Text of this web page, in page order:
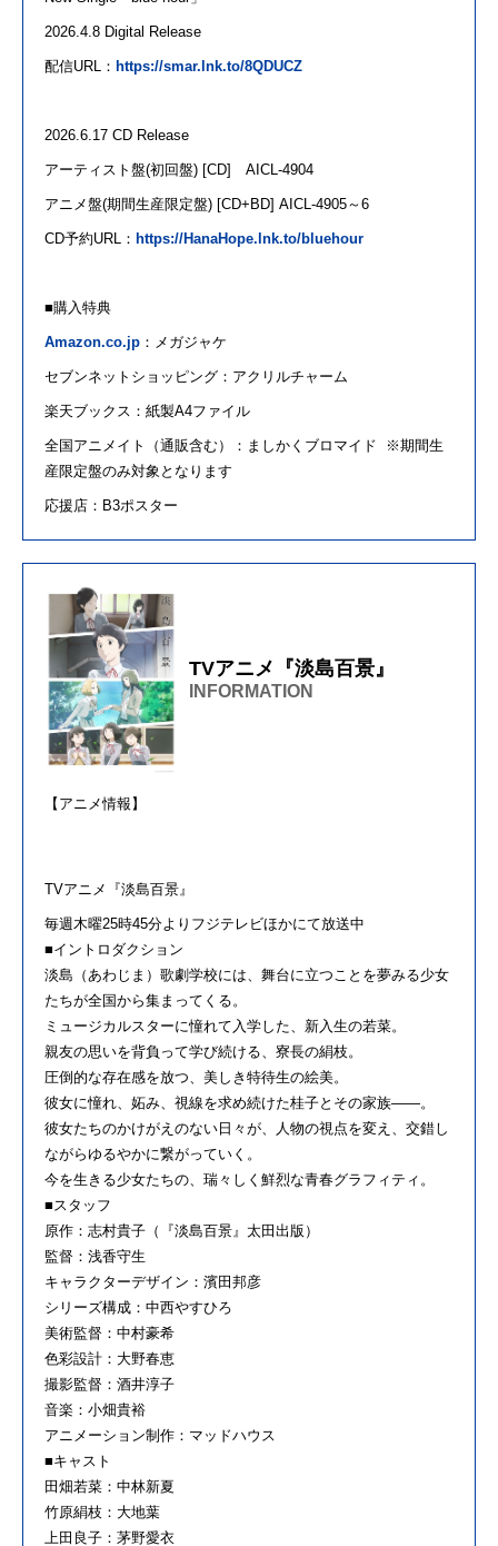
2026.4.8 Digital Release
配信URL ： https://smar.lnk.to/8QDUCZ
2026.6.17 CD Release
アーティスト 盤(初回盤) [CD] AICL-4904
アニメ盤(期間生産限定盤) [CD+BD] AICL-4905～6
CD予約URL ： https://HanaHope.lnk.to/bluehour
■購入特典
Amazon.co.jp ：メガジャケ
セブンネットショッピング：アクリルチャーム
楽天ブックス：紙製A4ファイル
全国アニメイト（通販含む）：ましかくブロマイド
※期間生
産限定盤のみ対象となります
応援店： B3ポスター
TVアニメ『淡島百景』
INFORMATION
【アニメ情報】
TVアニメ『淡島百景』
毎週木曜25時45分よりフジテレビほかにて放送中
■イントロダクション
淡島（あわじま）歌劇学校には、舞台に立つことを夢みる少女
たちが全国から集まってくる。
ミュージカルスターに憧れて入学した、新入生の若菜。
親友の思いを背負って学び続ける、寮長の絹枝。
圧倒的な存在感を放つ、美しき特待生の絵美。
彼女に憧れ、妬み、視線を求め続けた桂子とその家族――。
彼女たちのかけがえのない日々が、人物の視点を変え、交錯し
ながらゆるやかに繋がっていく。
今を生きる少女たちの、瑞々しく鮮烈な青春グラフィティ。
■スタッフ
原作：志村貴子（『淡島百景』太田出版）
監督：浅香守生
キャラクターデザイン：濱田邦彦
シリーズ構成：中⻄やすひろ
美術監督：中村豪希
色彩設計：大野春恵
撮影監督：酒井淳子
音楽：小畑貴裕
アニメーション制作：マッドハウス
■キャスト
田畑若菜：中林新夏
竹原絹枝：大地葉
上田良子：茅野愛衣